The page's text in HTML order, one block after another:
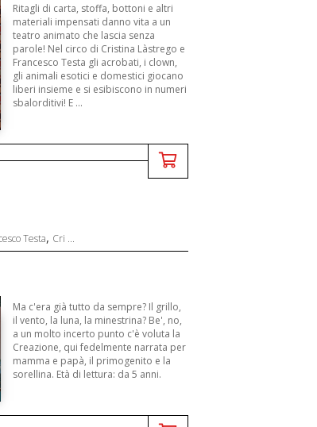
Ritagli di carta, stoffa, bottoni e altri
materiali impensati danno vita a un
teatro animato che lascia senza
parole! Nel circo di Cristina Làstrego e
Francesco Testa gli acrobati, i clown,
gli animali esotici e domestici giocano
liberi insieme e si esibiscono in numeri
sbalorditivi! E ...
Testa, Cri ...
Ma c'era già tutto da sempre? Il grillo,
il vento, la luna, la minestrina? Be', no,
a un molto incerto punto c'è voluta la
Creazione, qui fedelmente narrata per
mamma e papà, il primogenito e la
sorellina. Età di lettura: da 5 anni.